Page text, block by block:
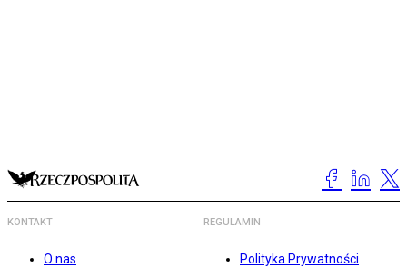
KONTAKT
O nas
REGULAMIN
Polityka Prywatności